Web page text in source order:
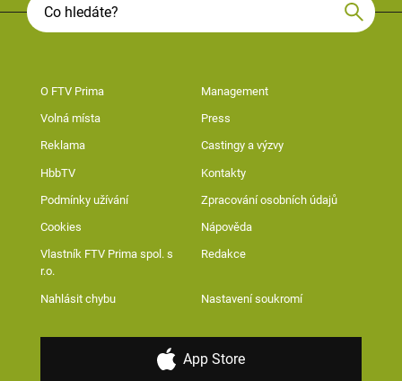
O FTV Prima Management
Volná místa Press
Reklama Castingy a výzvy
HbbTV Kontakty
Podmínky užívání Zpracování osobních údajů
Cookies Nápověda
Vlastník FTV Prima spol. s
r.o.
Redakce
Nahlásit chybu Nastavení soukromí
App Store